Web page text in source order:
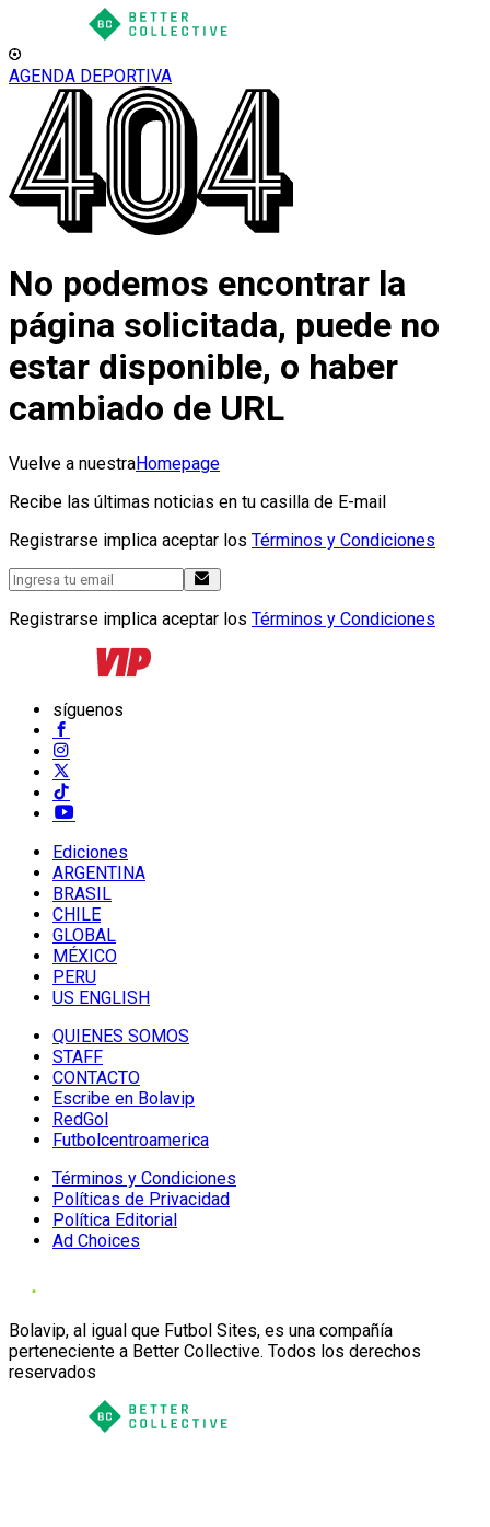
AGENDA DEPORTIVA
No podemos encontrar la
página solicitada, puede no
estar disponible, o haber
cambiado de URL
Vuelve a nuestraHomepage
Recibe las últimas noticias en tu casilla de E-mail
Registrarse implica aceptar los Términos y Condiciones
Registrarse implica aceptar los Términos y Condiciones
síguenos
Ediciones
ARGENTINA
BRASIL
CHILE
GLOBAL
MÉXICO
PERU
US ENGLISH
QUIENES SOMOS
STAFF
CONTACTO
Escribe en Bolavip
RedGol
Futbolcentroamerica
Términos y Condiciones
Políticas de Privacidad
Política Editorial
Ad Choices
Bolavip, al igual que Futbol Sites, es una compañía
perteneciente a Better Collective. Todos los derechos
reservados